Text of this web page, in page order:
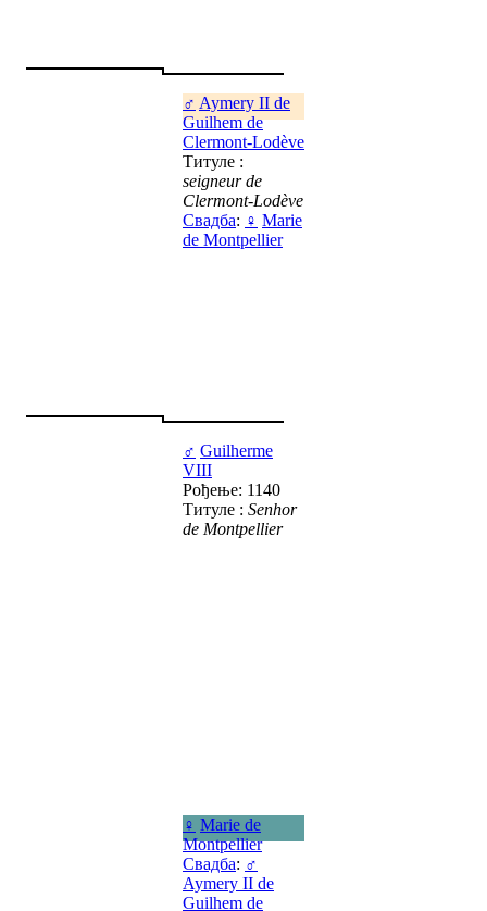
♂ Aymery II de
Guilhem de
Clermont-Lodève
Титуле :
seigneur de
Clermont-Lodève
Свадба: ♀ Marie
de Montpellier
♂ Guilherme
VIII
Рођење: 1140
Титуле : Senhor
de Montpellier
♀ Marie de
Montpellier
Свадба: ♂
Aymery II de
Guilhem de